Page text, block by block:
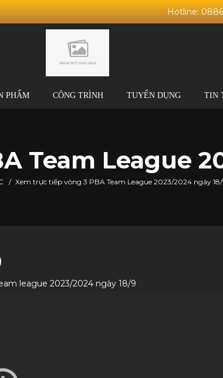
Hotline:
PHẨM CÔNG TRÌNH TUYỂN DỤNG TIN
Team League
/ Xem trực tiếp vòng 3 PBA Team League 2023/2024 ngày 18/
league 2023/2024 ngày 18/9